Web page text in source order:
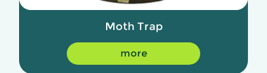
Moth Trap
more